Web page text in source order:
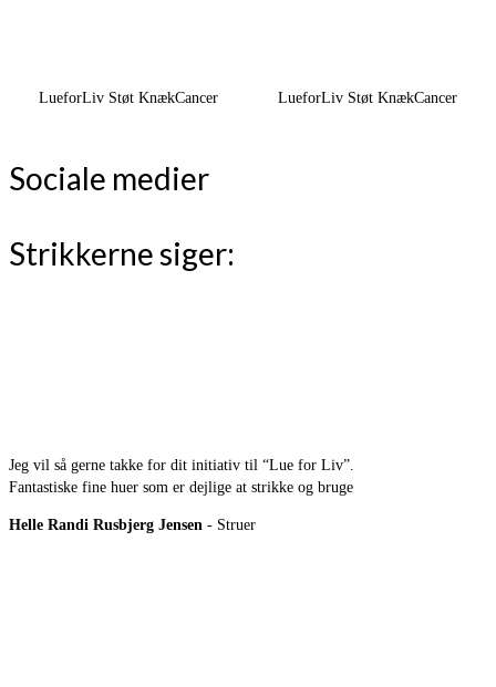
LueforLiv Støt KnækCancer LueforLiv Støt KnækCancer
Sociale medier
Strikkerne siger:
Jeg vil så gerne takke for dit initiativ til “Lue for Liv”.
Fantastiske fine huer som er dejlige at strikke og bruge
Helle Randi Rusbjerg Jensen - Struer